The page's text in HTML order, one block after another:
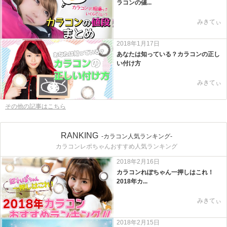
ラコンの値...
みきてぃ
2018年1月17日
あなたは知っている？カラコンの正し
い付け方
みきてぃ
その他の記事はこちら
RANKING -カラコン人気ランキング-
カラコンレポちゃんおすすめ人気ランキング
2018年2月16日
カラコンれぽちゃん一押しはこれ！
2018年カ...
みきてぃ
2018年2月15日